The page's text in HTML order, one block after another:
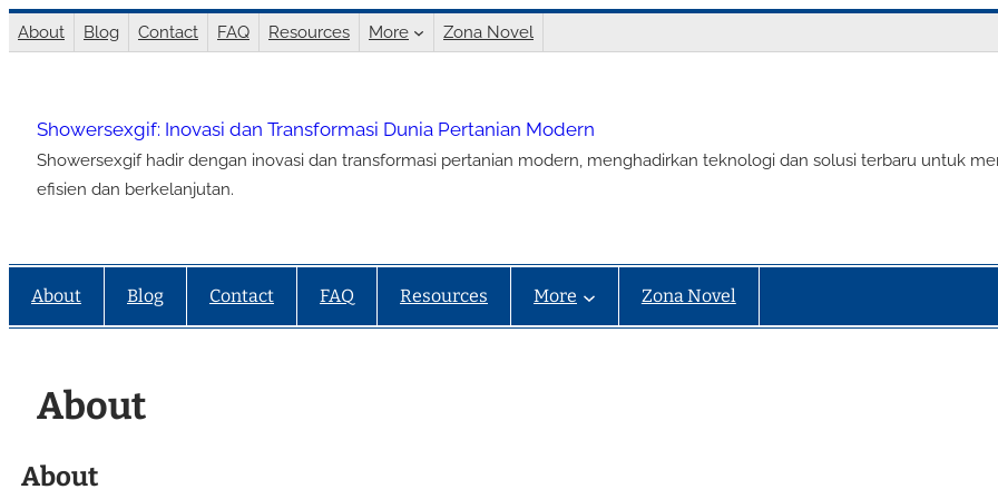
Lewati
ke
About Blog Contact FAQ Resources More Zona Novel
Showersexgif: Inovasi dan Transformasi Dunia Pertanian Modern
Showersexgif hadir dengan inovasi dan transformasi pertanian modern, menghadirkan teknologi dan solusi terbaru untuk
efisien dan berkelanjutan.
About Blog Contact FAQ Resources More Zona Novel
About
About